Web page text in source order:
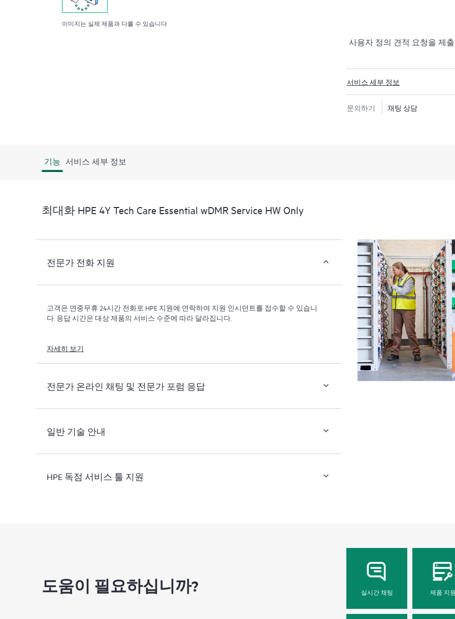
이미지는 실제 제품과 다를 수 있습니다
안내를 제공함으로써 기존의
대한 실행 가능한 데이터와
제공하는 개선되고 개인화된
사용자 정의 견적 요청을 제
서비스 세부 정보
문의하기 채팅 상담
기능 서비스 세부 정보
최대화 HPE 4Y Tech Care Essential wDMR Service HW Only
전문가 전화 지원
고객은 연중무휴 24시간 전화로 HPE 지원에 연락하여 지원 인시던트를 접수할 수 있습니
다. 응답 시간은 대상 제품의 서비스 수준에 따라 달라집니다.
자세히 보기
전문가 온라인 채팅 및 전문가 포럼 응답
일반 기술 안내
HPE 독점 서비스 툴 지원
도움이 필요하십니까? 실시간 채팅 제품 지